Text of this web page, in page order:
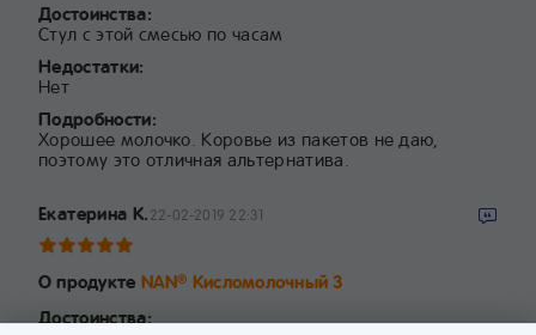
Достоинства:
Стул с этой смесью по часам
Недостатки:
Нет
Подробности:
Хорошее молочко. Коровье из пакетов не даю,
поэтому это отличная альтернатива.
Екатерина К.22-02-2019 22:31
О продукте NAN® Кисломолочный 3
Достоинства: